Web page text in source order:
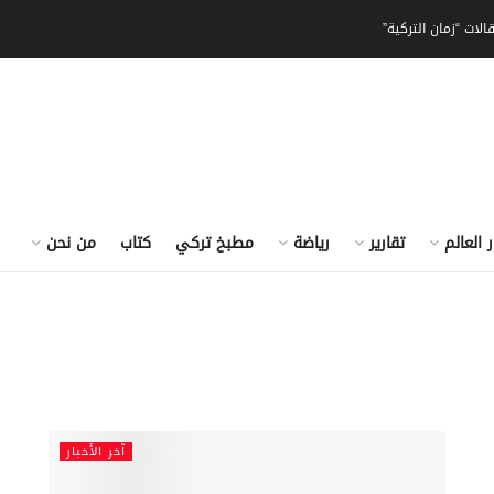
“زمان التركية”
العالم تقارير رياضة مطبخ تركي كتاب من نحن
آخر الأخبار